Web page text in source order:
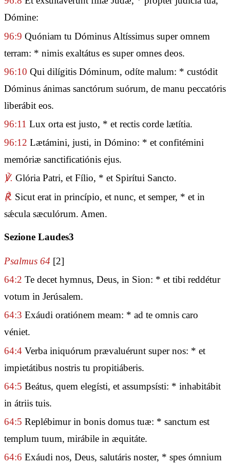
Dómine:
96:9 Quóniam tu Dóminus Altíssimus super omnem
terram: * nimis exaltátus es super omnes deos.
96:10 Qui dilígitis Dóminum, odíte malum: * custódit
Dóminus ánimas sanctórum suórum, de manu peccatóris
liberábit eos.
96:11 Lux orta est justo, * et rectis corde lætítia.
96:12 Lætámini, justi, in Dómino: * et confitémini
memóriæ sanctificatiónis ejus.
℣. Glória Patri, et Fílio, * et Spirítui Sancto.
℟. Sicut erat in princípio, et nunc, et semper, * et in
sǽcula sæculórum. Amen.
Sezione Laudes3
Psalmus 64 [2]
64:2 Te decet hymnus, Deus, in Sion: * et tibi reddétur
votum in Jerúsalem.
64:3 Exáudi oratiónem meam: * ad te omnis caro
véniet.
64:4 Verba iniquórum prævaluérunt super nos: * et
impietátibus nostris tu propitiáberis.
64:5 Beátus, quem elegísti, et assumpsísti: * inhabitábit
in átriis tuis.
64:5 Replébimur in bonis domus tuæ: * sanctum est
templum tuum, mirábile in æquitáte.
64:6 Exáudi nos, Deus, salutáris noster, * spes ómnium